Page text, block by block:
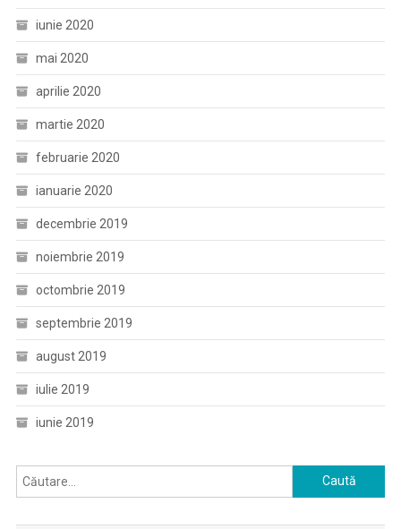
iunie 2020
mai 2020
aprilie 2020
martie 2020
februarie 2020
ianuarie 2020
decembrie 2019
noiembrie 2019
octombrie 2019
septembrie 2019
august 2019
iulie 2019
iunie 2019
Caută
după: